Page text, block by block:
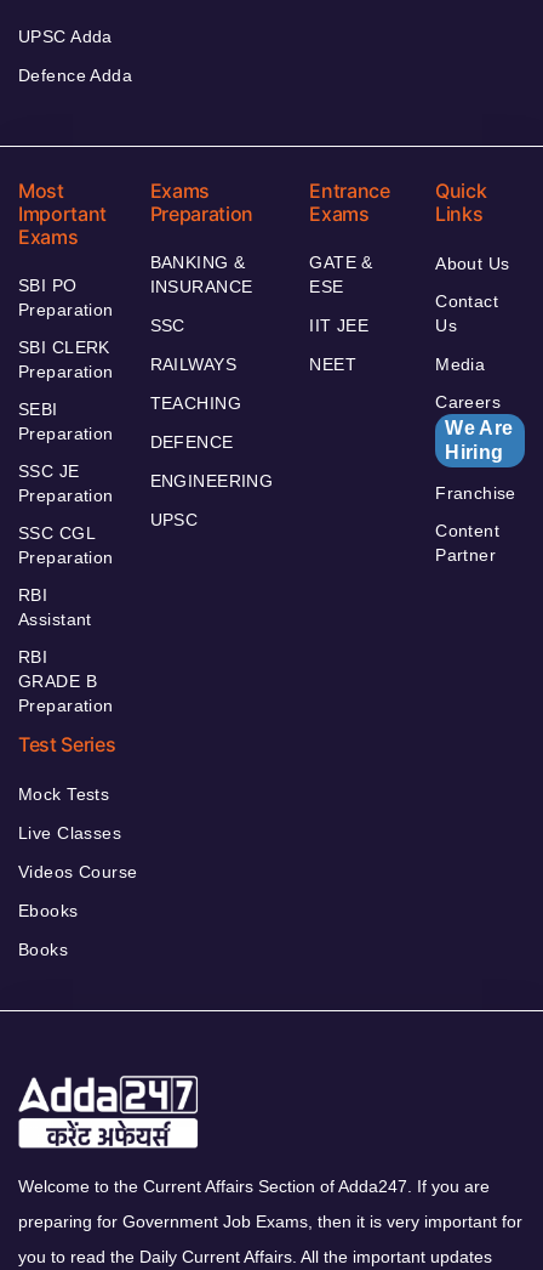
UPSC Adda
Defence Adda
Most
Important
Exams
SBI PO
Preparation
SBI CLERK
Preparation
SEBI
Preparation
SSC JE
Preparation
SSC CGL
Preparation
RBI
Assistant
RBI
GRADE B
Preparation
Exams
Preparation
BANKING &
INSURANCE
SSC
RAILWAYS
TEACHING
DEFENCE
ENGINEERING
UPSC
Entrance
Exams
GATE &
ESE
IIT JEE
NEET
Quick
Links
About Us
Contact
Us
Media
Careers
We Are
Hiring
Franchise
Content
Partner
Test Series
Mock Tests
Live Classes
Videos Course
Ebooks
Books
Welcome to the Current Affairs Section of Adda247. If you are
preparing for Government Job Exams, then it is very important for
you to read the Daily Current Affairs. All the important updates